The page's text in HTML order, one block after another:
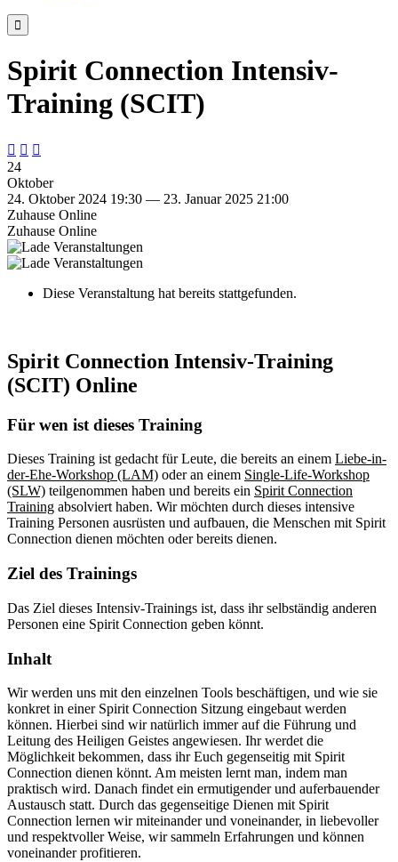

Spirit Connection Intensiv-
Training (SCIT)
  
24
Oktober
24. Oktober 2024 19:30 — 23. Januar 2025 21:00
Zuhause Online
Zuhause Online
Diese Veranstaltung hat bereits stattgefunden.
Spirit Connection Intensiv-Training
(SCIT) Online
Für wen ist dieses Training
Dieses Training ist gedacht für Leute, die bereits an einem Liebe-in-
der-Ehe-Workshop (LAM) oder an einem Single-Life-Workshop
(SLW) teilgenommen haben und bereits ein Spirit Connection
Training absolviert haben. Wir möchten durch dieses intensive
Training Personen ausrüsten und aufbauen, die Menschen mit Spirit
Connection dienen möchten oder bereits dienen.
Ziel des Trainings
Das Ziel dieses Intensiv-Trainings ist, dass ihr selbständig anderen
Personen eine Spirit Connection geben könnt.
Inhalt
Wir werden uns mit den einzelnen Tools beschäftigen, und wie sie
konkret in einer Spirit Connection Sitzung eingebaut werden
können. Hierbei sind wir natürlich immer auf die Führung und
Leitung des Heiligen Geistes angewiesen. Ihr werdet die
Möglichkeit bekommen, dass ihr Euch gegenseitig mit Spirit
Connection dienen könnt. Am meisten lernt man, indem man
praktisch wird. Danach findet ein ermutigender und auferbauender
Austausch statt. Durch das gegenseitige Dienen mit Spirit
Connection lernen wir miteinander und voneinander, in liebevoller
und respektvoller Weise, wir sammeln Erfahrungen und können
voneinander profitieren.